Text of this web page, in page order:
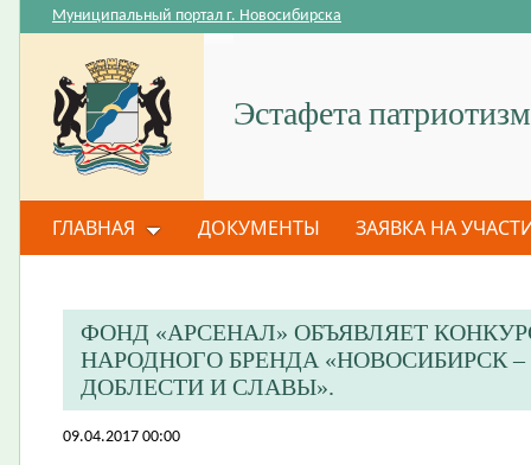
Эстафета
Муниципальный портал г. Новосибирска
ГЛАВНАЯ ДОКУМЕНТЫ ЗАЯВКА НА
ФОНД «АРСЕНАЛ» ОБЪЯВЛЯЕТ
НАРОДНОГО БРЕНДА «НОВОСИБИРСК
ДОБЛЕСТИ И СЛАВЫ».
09.04.2017 00:00